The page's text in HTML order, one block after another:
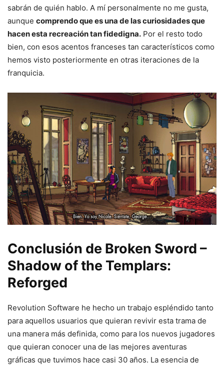
sabrán de quién hablo. A mí personalmente no me gusta,
aunque comprendo que es una de las curiosidades que
hacen esta recreación tan fidedigna. Por el resto todo
bien, con esos acentos franceses tan característicos como
hemos visto posteriormente en otras iteraciones de la
franquicia.
Conclusión de Broken Sword –
Shadow of the Templars:
Reforged
Revolution Software he hecho un trabajo espléndido tanto
para aquellos usuarios que quieran revivir esta trama de
una manera más definida, como para los nuevos jugadores
que quieran conocer una de las mejores aventuras
gráficas que tuvimos hace casi 30 años. La esencia de